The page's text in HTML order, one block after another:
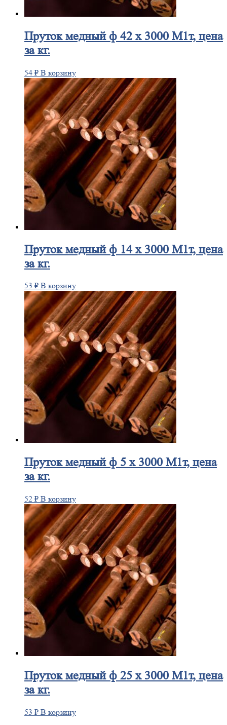
Прутокмедный ф 42 х 3000 М1т, цена
за кг.
54 ₽ В корзину
Прутокмедный ф 14 х 3000 М1т, цена
за кг.
53 ₽ В корзину
Прутокмедный ф 5 х 3000 М1т, цена
за кг.
52 ₽ В корзину
Прутокмедный ф 25 х 3000 М1т, цена
за кг.
53 ₽ В корзину